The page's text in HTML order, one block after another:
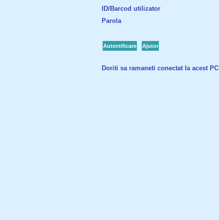
ID/Barcod utilizator
Parola
Autentificare Ajutor
Doriti sa ramaneti conectat la acest